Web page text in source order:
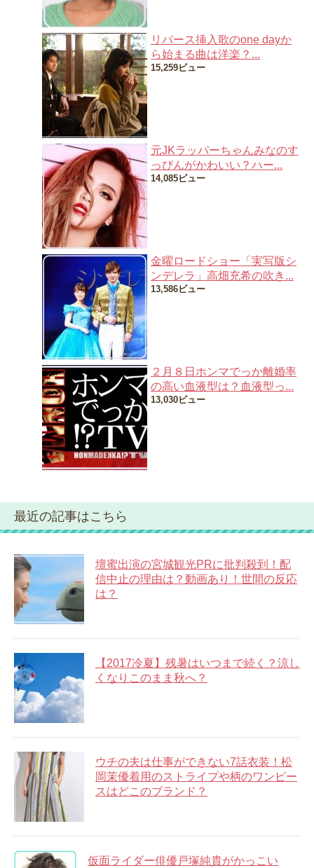
リバース挿入歌のone dayか
ら始まる曲は洋楽？...
15,259ビュー
元JKラッパーちゃんみなのす
っぴんがかわいい？ハー...
14,085ビュー
金曜ロードショー「実写版シ
ンデレラ」高畑充希の吹き...
13,586ビュー
２月８日ホンマでっか離婚率
の高い血液型は？血液型っ...
13,030ビュー
最近の記事はこちら
壇蜜出演の宮城観光PRに批判殺到！配
信中止の理由は？動画あり！世間の反応
は？
【2017冷夏】残暑はいつまで続く？涼し
くなりこのまま秋へ？
ウチの夫は仕事ができない7話衣装！松
岡茉優着用のストライプや柄のワンピー
スはどこのブランド？
仮面ライダー俳優戸塚純貴がかっこい